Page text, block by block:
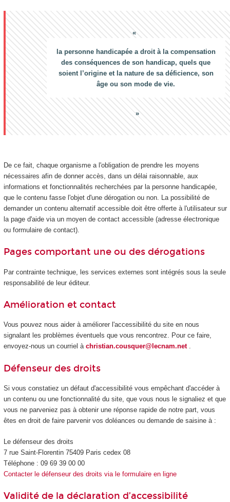
la personne handicapée a droit à la compensation
des conséquences de son handicap, quels que
soient l’origine et la nature de sa déficience, son
âge ou son mode de vie.
De ce fait, chaque organisme a l'obligation de prendre les moyens
nécessaires afin de donner accès, dans un délai raisonnable, aux
informations et fonctionnalités recherchées par la personne handicapée,
que le contenu fasse l'objet d'une dérogation ou non. La possibilité de
demander un contenu alternatif accessible doit être offerte à l'utilisateur sur
la page d'aide via un moyen de contact accessible (adresse électronique
ou formulaire de contact).
Pages comportant une ou des dérogations
Par contrainte technique, les services externes sont intégrés sous la seule
responsabilité de leur éditeur.
Amélioration et contact
Vous pouvez nous aider à améliorer l'accessibilité du site en nous
signalant les problèmes éventuels que vous rencontrez. Pour ce faire,
envoyez-nous un courriel à christian.cousquer@lecnam.net .
Défenseur des droits
Si vous constatiez un défaut d'accessibilité vous empêchant d'accéder à
un contenu ou une fonctionnalité du site, que vous nous le signaliez et que
vous ne parveniez pas à obtenir une réponse rapide de notre part, vous
êtes en droit de faire parvenir vos doléances ou demande de saisine à :
Le défenseur des droits
7 rue Saint-Florentin 75409 Paris cedex 08
Téléphone : 09 69 39 00 00
Contacter le défenseur des droits via le formulaire en ligne
Validité de la déclaration d’accessibilité